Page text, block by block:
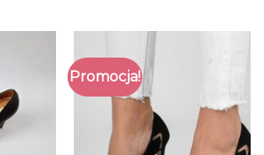
Promocja!